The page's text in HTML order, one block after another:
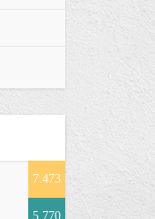
7.473
5.770